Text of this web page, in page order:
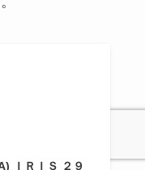
ＩＲＩＳ ２９